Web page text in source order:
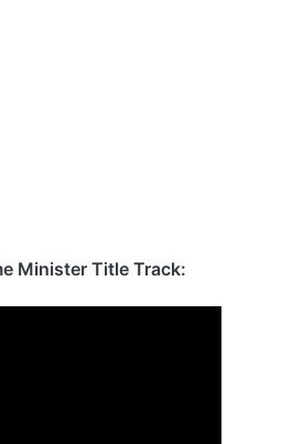
Minister Title Track: